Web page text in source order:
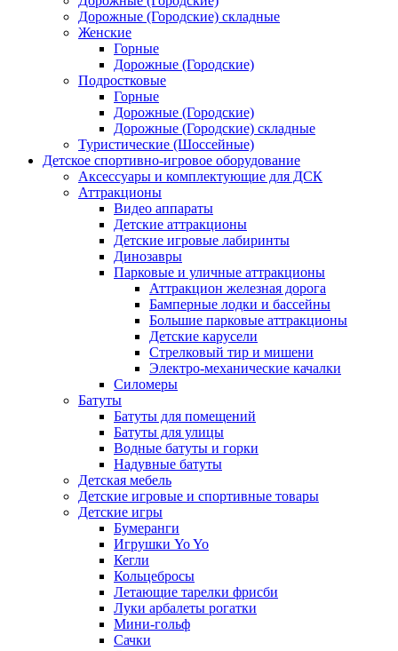
Дорожные (Городские) складные
Женские
Горные
Дорожные (Городские)
Подростковые
Горные
Дорожные (Городские)
Дорожные (Городские) складные
Туристические (Шоссейные)
Детское спортивно-игровое оборудование
Аксессуары и комплектующие для ДСК
Аттракционы
Видео аппараты
Детские аттракционы
Детские игровые лабиринты
Динозавры
Парковые и уличные аттракционы
Аттракцион железная дорога
Бамперные лодки и бассейны
Большие парковые аттракционы
Детские карусели
Стрелковый тир и мишени
Электро-механические качалки
Силомеры
Батуты
Батуты для помещений
Батуты для улицы
Водные батуты и горки
Надувные батуты
Детская мебель
Детские игровые и спортивные товары
Детские игры
Бумеранги
Игрушки Yo Yo
Кегли
Кольцебросы
Летающие тарелки фрисби
Луки арбалеты рогатки
Мини-гольф
Сачки